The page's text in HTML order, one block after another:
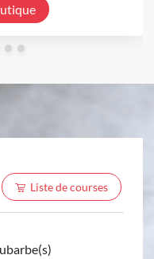
Liste de courses